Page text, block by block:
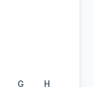
G H